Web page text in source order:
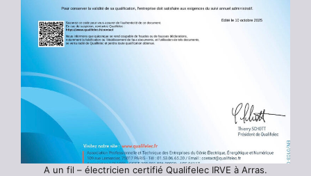
A un fil – électricien certifié Qualifelec IRVE à Arras.